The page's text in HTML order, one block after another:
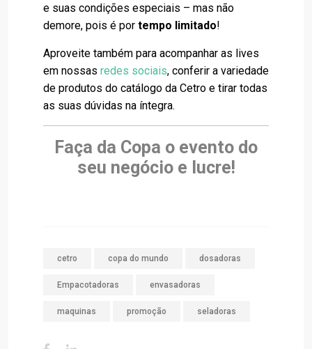
e suas condições especiais – mas não
demore, pois é por tempo limitado!
Aproveite também para acompanhar as lives
em nossas redes sociais, conferir a variedade
de produtos do catálogo da Cetro e tirar todas
as suas dúvidas na íntegra.
Faça da Copa o evento do
seu negócio e lucre!
cetro copa do mundo dosadoras
Empacotadoras envasadoras
maquinas promoção seladoras